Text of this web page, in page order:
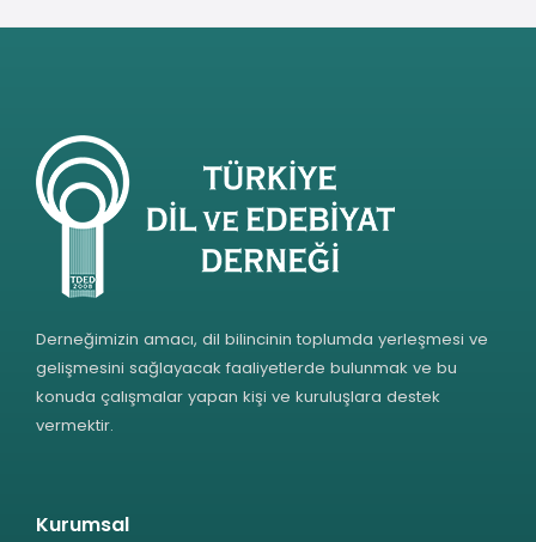
Derneğimizin amacı, dil bilincinin toplumda yerleşmesi ve
gelişmesini sağlayacak faaliyetlerde bulunmak ve bu
konuda çalışmalar yapan kişi ve kuruluşlara destek
vermektir.
Kurumsal